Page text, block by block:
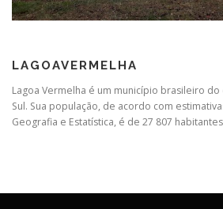
LAGOAVERMELHA
Lagoa Vermelha é um município brasileiro
Sul. Sua população, de acordo com
Geografia e Estatística, é de 27 807